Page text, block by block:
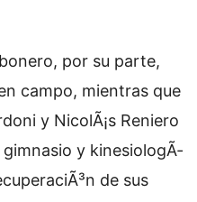
por su parte,
campo, mientras que
y NicolÃ¡s Reniero
y kinesiologÃ­
de sus